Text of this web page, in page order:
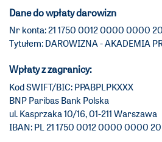
Dane do wpłaty darowizn
Nr konta: 21 1750 0012 0000 0000
Tytułem: DAROWIZNA - AKADEMIA
Wpłaty z zagranicy:
Kod SWIFT/BIC: PPABPLPKXXX
BNP Paribas Bank Polska
ul. Kasprzaka 10/16, 01-211 Warszawa
IBAN: PL 21 1750 0012 0000 0000